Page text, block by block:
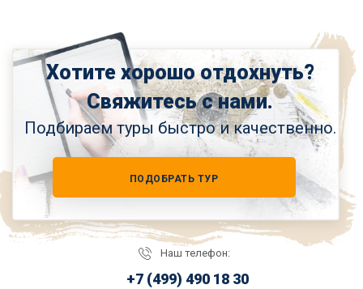
Хотите хорошо отдохнуть?
Свяжитесь с нами.
Подбираем туры быстро и качественно.
ПОДОБРАТЬ ТУР
Наш телефон:
+7 (499) 490 18 30